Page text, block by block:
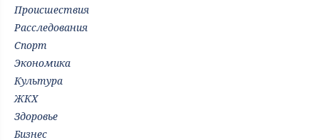
Происшествия
Расследования
Спорт
Экономика
Культура
ЖКХ
Здоровье
Бизнес